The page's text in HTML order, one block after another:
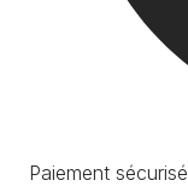
Paiement sécurisé